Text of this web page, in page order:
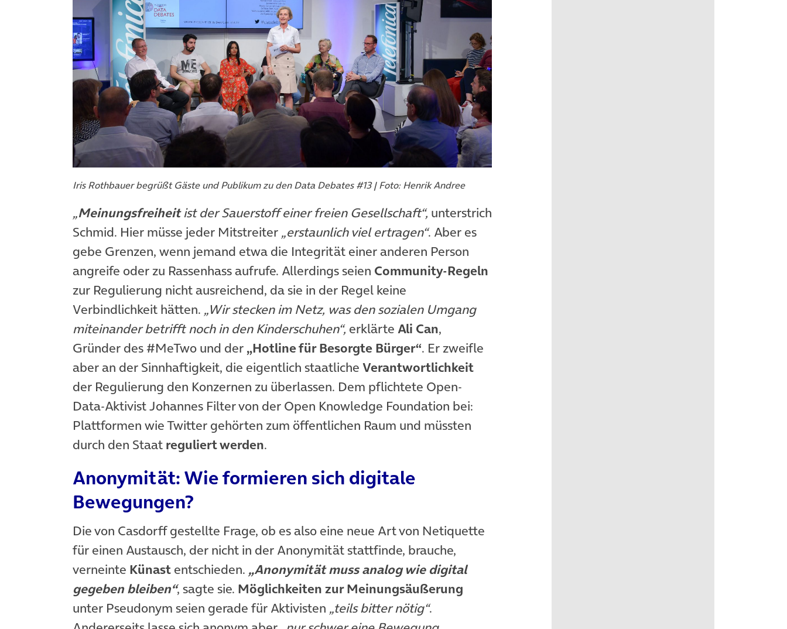
Iris Rothbauer begrüßt Gäste und Publikum zu den Data Debates #13 | Foto: Henrik Andree
„Meinungsfreiheitist der Sauerstoff einer freien Gesellschaft“, unterstrich
Schmid. Hier müsse jeder Mitstreiter „erstaunlich viel ertragen“. Aber es
gebe Grenzen, wenn jemand etwa die Integrität einer anderen Person
angreife oder zu Rassenhass aufrufe. Allerdings seien Community-Regeln
zur Regulierung nicht ausreichend, da sie in der Regel keine
Verbindlichkeit hätten. „Wir stecken im Netz, was den sozialen Umgang
miteinander betrifft noch in den Kinderschuhen“, erklärte Ali Can,
Gründer des #MeTwo und der „Hotline für Besorgte Bürger“. Er zweifle
aber an der Sinnhaftigkeit, die eigentlich staatliche Verantwortlichkeit
der Regulierung den Konzernen zu überlassen. Dem pflichtete Open-
Data-Aktivist Johannes Filter von der Open Knowledge Foundation bei:
Plattformen wie Twitter gehörten zum öffentlichen Raum und müssten
durch den Staat reguliert werden.
Anonymität: Wie formieren sich digitale
Bewegungen?
Die von Casdorff gestellte Frage, ob es also eine neue Art von Netiquette
für einen Austausch, der nicht in der Anonymität stattfinde, brauche,
verneinte Künast entschieden. „Anonymität muss analog wie digital
gegeben bleiben“, sagte sie. Möglichkeiten zur Meinungsäußerung
unter Pseudonym seien gerade für Aktivisten „teils bitter nötig“.